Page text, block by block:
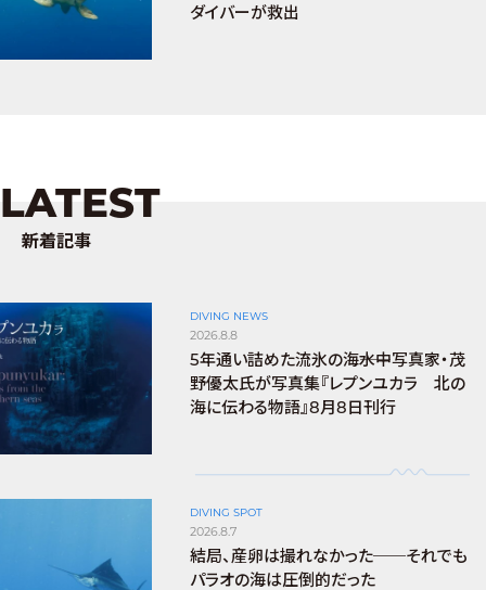
ダイバーが救出
LATEST
新着記事
DIVING NEWS
2026.8.8
5年通い詰めた流氷の海――水中写真家・茂
野優太氏が写真集『レプンユカラ 北の
海に伝わる物語』8月8日刊行
DIVING SPOT
2026.8.7
結局、産卵は撮れなかった──それでも
パラオの海は圧倒的だった